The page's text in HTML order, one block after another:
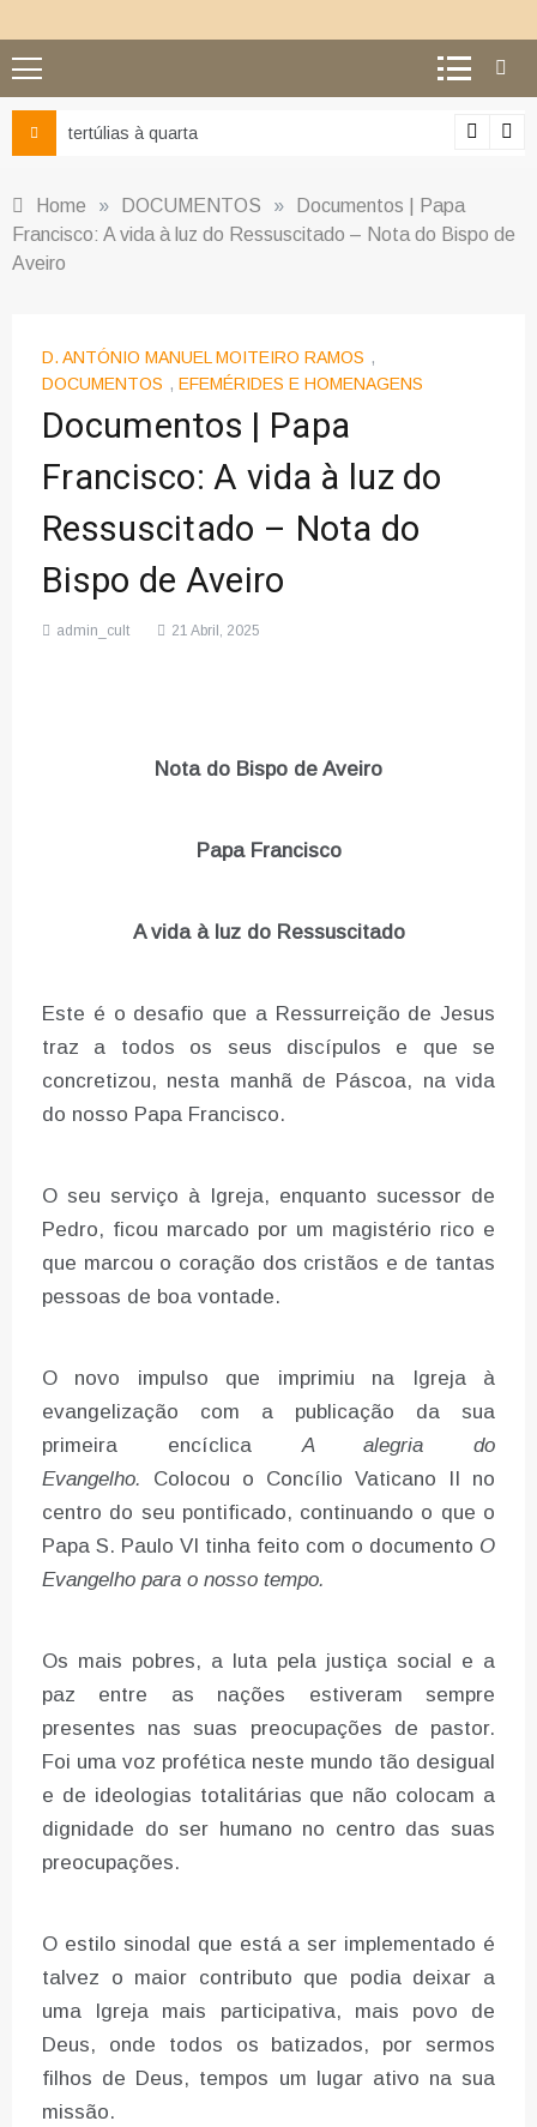
Ciência e religião: como superar o equívoco do conflito
Home » DOCUMENTOS »
Documentos | Papa
Francisco: A vida à luz do Ressuscitado – Nota do Bispo de
Aveiro
D. ANTÓNIO MANUEL MOITEIRO RAMOS ,
DOCUMENTOS , EFEMÉRIDES E HOMENAGENS
Documentos | Papa
Francisco: A vida à luz do
Ressuscitado – Nota do
Bispo de Aveiro
admin_cult 21 Abril, 2025
Nota do Bispo de Aveiro
Papa Francisco
A vida à luz do Ressuscitado
Este é o desafio que a Ressurreição de Jesus
traz a todos os seus discípulos e que se
concretizou, nesta manhã de Páscoa, na vida
do nosso Papa Francisco.
O seu serviço à Igreja, enquanto sucessor de
Pedro, ficou marcado por um magistério rico e
que marcou o coração dos cristãos e de tantas
pessoas de boa vontade.
O novo impulso que imprimiu na Igreja à
evangelização com a publicação da sua
primeira encíclica A alegria do
Evangelho.
Colocou o Concílio Vaticano II no
centro do seu pontificado, continuando o que o
Papa S. Paulo VI tinha feito com o documento O
Evangelho para o nosso tempo.
Os mais pobres, a luta pela justiça social e a
paz entre as nações estiveram sempre
presentes nas suas preocupações de pastor.
Foi uma voz profética neste mundo tão desigual
e de ideologias totalitárias que não colocam a
dignidade do ser humano no centro das suas
preocupações.
O estilo sinodal que está a ser implementado é
talvez o maior contributo que podia deixar a
uma Igreja mais participativa, mais povo de
Deus, onde todos os batizados, por sermos
filhos de Deus, tempos um lugar ativo na sua
missão.